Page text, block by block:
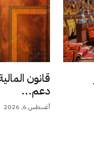
دعم...
أغسطس 6, 2026